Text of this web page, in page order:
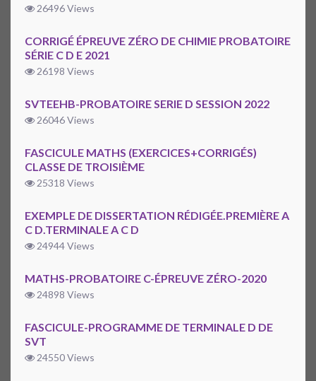
26496 Views
CORRIGÉ ÉPREUVE ZÉRO DE CHIMIE PROBATOIRE
SÉRIE C D E 2021
26198 Views
SVTEEHB-PROBATOIRE SERIE D SESSION 2022
26046 Views
FASCICULE MATHS (EXERCICES+CORRIGÉS)
CLASSE DE TROISIÈME
25318 Views
EXEMPLE DE DISSERTATION RÉDIGÉE.PREMIÈRE A
C D.TERMINALE A C D
24944 Views
MATHS-PROBATOIRE C-ÉPREUVE ZÉRO-2020
24898 Views
FASCICULE-PROGRAMME DE TERMINALE D DE
SVT
24550 Views